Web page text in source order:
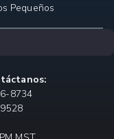
Pequeños
8734